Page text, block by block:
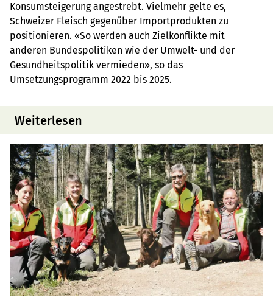
Konsumsteigerung angestrebt. Vielmehr gelte es,
Schweizer Fleisch gegenüber Importprodukten zu
positionieren. «So werden auch Zielkonflikte mit
anderen Bundespolitiken wie der Umwelt- und der
Gesundheitspolitik vermieden», so das
Umsetzungsprogramm 2022 bis 2025.
Weiterlesen